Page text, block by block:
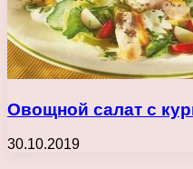
Овощной салат с
30.10.2019